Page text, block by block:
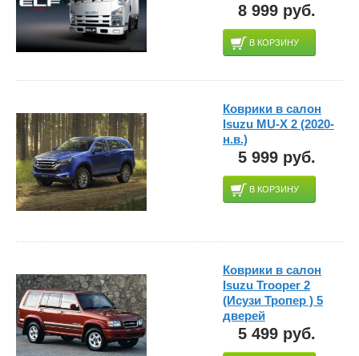
8 999 руб.
В КОРЗИНУ
Коврики в салон
Isuzu MU-X 2 (2020-
н.в.)
5 999 руб.
В КОРЗИНУ
Коврики в салон
Isuzu Trooper 2
(Исузи Тропер ) 5
дверей
5 499 руб.